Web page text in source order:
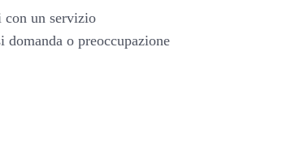
con un servizio
domanda o preoccupazione